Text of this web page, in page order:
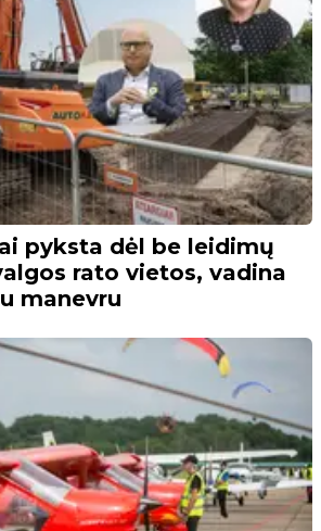
pyksta dėl be leidimų
rato vietos, vadina
manevru